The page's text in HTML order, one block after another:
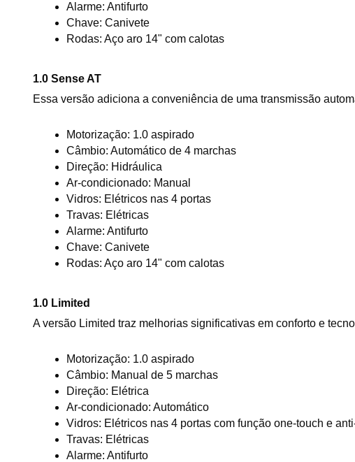
Alarme: Antifurto
Chave: Canivete
Rodas: Aço aro 14" com calotas
1.0 Sense AT
Essa versão adiciona a conveniência de uma transmissão
Motorização: 1.0 aspirado
Câmbio: Automático de 4 marchas
Direção: Hidráulica
Ar-condicionado: Manual
Vidros: Elétricos nas 4 portas
Travas: Elétricas
Alarme: Antifurto
Chave: Canivete
Rodas: Aço aro 14" com calotas
1.0 Limited
A versão Limited traz melhorias significativas em conforto e
Motorização: 1.0 aspirado
Câmbio: Manual de 5 marchas
Direção: Elétrica
Ar-condicionado: Automático
Vidros: Elétricos nas 4 portas com função one-touch e
Travas: Elétricas
Alarme: Antifurto